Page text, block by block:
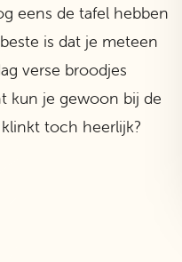
eens de tafel hebben
is dat je meteen
verse broodjes
kun je gewoon bij de
toch heerlijk?